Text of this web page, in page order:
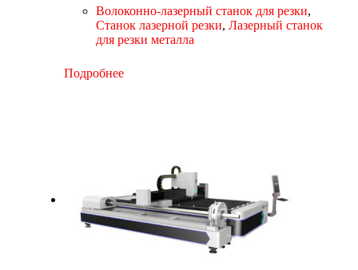
Волоконно-лазерный станок для резки,
Станок лазерной резки,Лазерный станок
для резки металла
Подробнее